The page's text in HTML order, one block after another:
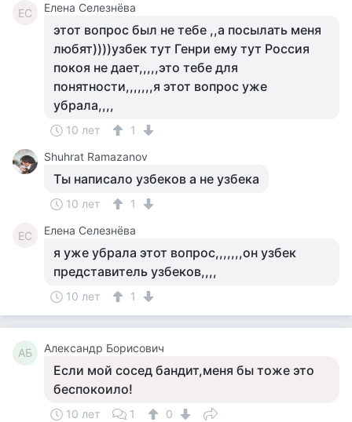
ЕС Елена Селезнёва
этот вопрос был не тебе ,,а посылать меня
любят))))узбек тут Генри ему тут Россия
покоя не дает,,,,,это тебе для
понятности,,,,,,,я этот вопрос уже
убрала,,,,
10 лет
1
Shuhrat Ramazanov
Ты написало узбеков а не узбека
10 лет 1
ЕС Елена Селезнёва
я уже убрала этот вопрос,,,,,,,он узбек
представитель узбеков,,,,
10 лет 1
АБ Александр Борисович
Если мой сосед бандит,меня бы тоже это
беспокоило!
10 лет 1 0